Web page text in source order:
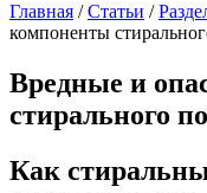
Главная /Статьи /
компоненты
Вредные и
стирального
Как